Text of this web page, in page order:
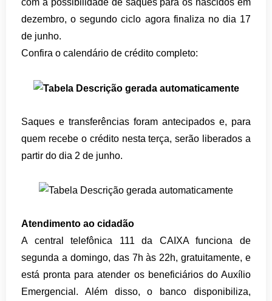
com a possibilidade de saques para os nascidos em
dezembro, o segundo ciclo agora finaliza no dia 17
de junho.
Confira o calendário de crédito completo:
Saques e transferências foram antecipados e, para
quem recebe o crédito nesta terça, serão liberados a
partir do dia 2 de junho.
Atendimento ao cidadão
A central telefônica 111 da CAIXA funciona de
segunda a domingo, das 7h às 22h, gratuitamente, e
está pronta para atender os beneficiários do Auxílio
Emergencial. Além disso, o banco disponibiliza,